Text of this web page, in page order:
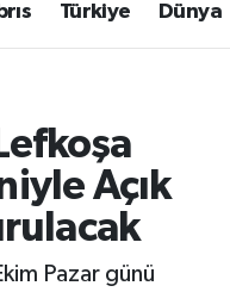
Türkiye Dünya
Açık
Pazar günü